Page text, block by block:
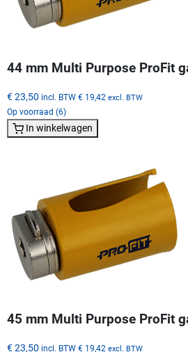
44 mm Multi Purpose ProFit
€ 23,50 incl. BTW € 19,42 excl. BTW
Op voorraad (6)
In winkelwagen
45 mm Multi Purpose ProFit
€ 23,50 incl. BTW € 19,42 excl. BTW